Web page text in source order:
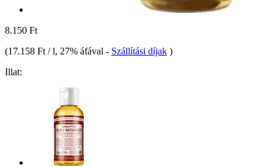
8.150 Ft
(17.158 Ft / l, 27% áfával - Szállítási díjak )
Illat: